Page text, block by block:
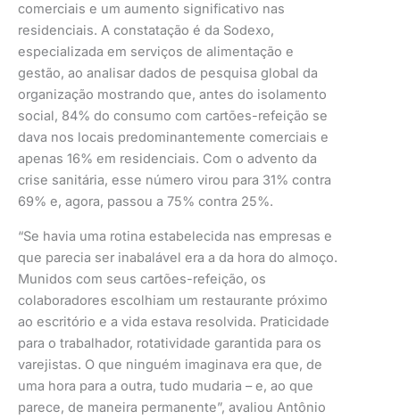
comerciais e um aumento significativo nas
residenciais. A constatação é da Sodexo,
especializada em serviços de alimentação e
gestão, ao analisar dados de pesquisa global da
organização mostrando que, antes do isolamento
social, 84% do consumo com cartões-refeição se
dava nos locais predominantemente comerciais e
apenas 16% em residenciais. Com o advento da
crise sanitária, esse número virou para 31% contra
69% e, agora, passou a 75% contra 25%.
“Se havia uma rotina estabelecida nas empresas e
que parecia ser inabalável era a da hora do almoço.
Munidos com seus cartões-refeição, os
colaboradores escolhiam um restaurante próximo
ao escritório e a vida estava resolvida. Praticidade
para o trabalhador, rotatividade garantida para os
varejistas. O que ninguém imaginava era que, de
uma hora para a outra, tudo mudaria – e, ao que
parece, de maneira permanente”, avaliou Antônio